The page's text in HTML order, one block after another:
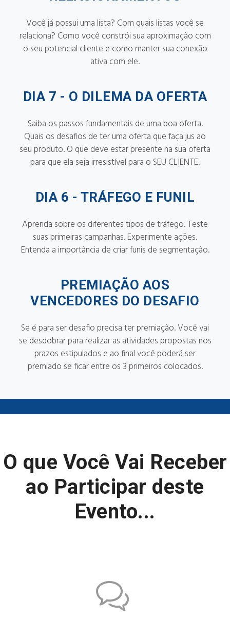
Você já possui uma lista? Com quais listas você se
relaciona? Como você constrói sua aproximação com
o seu potencial cliente e como manter sua conexão
ativa com ele.
DIA 7 - O DILEMA DA OFERTA
Saiba os passos fundamentais de uma boa oferta.
Quais os desafios de ter uma oferta que faça jus ao
seu produto. O que deve estar presente na sua oferta
para que ela seja irresistível para o SEU CLIENTE.
DIA 6 - TRÁFEGO E FUNIL
Aprenda sobre os diferentes tipos de tráfego. Teste
suas primeiras campanhas. Experimente ações.
Entenda a importância de criar funis de segmentação.
PREMIAÇÃO AOS
VENCEDORES DO DESAFIO
Se é para ser desafio precisa ter premiação. Você vai
se desdobrar para realizar as atividades propostas nos
prazos estipulados e ao final você poderá ser
premiado se ficar entre os 3 primeiros colocados.
O que Você Vai Receber
ao Participar deste
Evento...